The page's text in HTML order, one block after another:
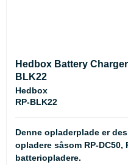
Hedbox Battery
BLK22
Hedbox
RP-BLK22
Denne opladerplade er
opladere såsom RP-DC50,
batteriopladere.